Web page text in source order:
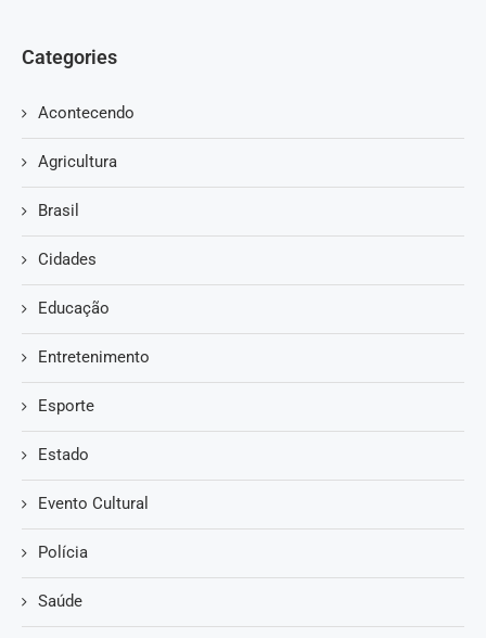
Categories
Acontecendo
Agricultura
Brasil
Cidades
Educação
Entretenimento
Esporte
Estado
Evento Cultural
Polícia
Saúde